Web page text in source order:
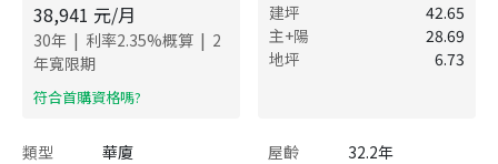
38,941 元/月
30年 | 利率2.35%概算 | 2
年寬限期
​符合首購資格嗎?
建坪
42.65
主+陽
28.69
地坪
6.73
類型 華廈 屋齡
32.2年